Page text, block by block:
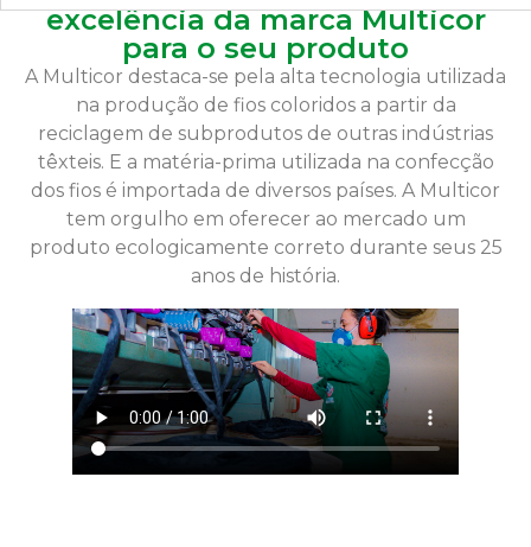
excelência da marca Multicor
para o seu produto
A Multicor destaca-se pela alta tecnologia utilizada
na produção de fios coloridos a partir da
reciclagem de subprodutos de outras indústrias
têxteis. E a matéria-prima utilizada na confecção
dos fios é importada de diversos países. A Multicor
tem orgulho em oferecer ao mercado um
produto ecologicamente correto durante seus 25
anos de história.